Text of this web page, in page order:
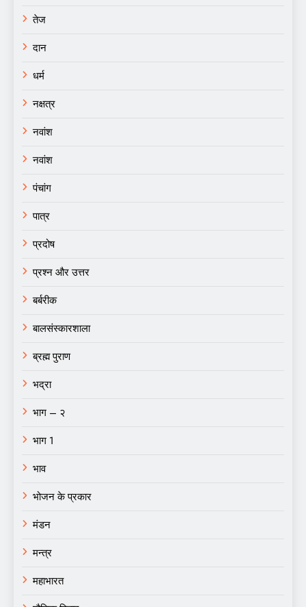
तेज
दान
धर्म
नक्षत्र
नवांश
नवांश
पंचांग
पात्र
प्रदोष
प्रश्न और उत्तर
बर्बरीक
बालसंस्कारशाला
ब्रह्म पुराण
भद्रा
भाग – २
भाग 1
भाव
भोजन के प्रकार
मंडन
मन्त्र
महाभारत